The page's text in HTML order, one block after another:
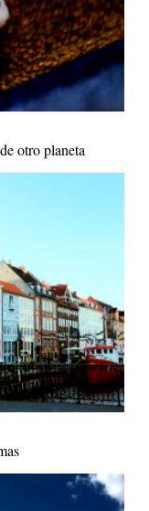
otro planeta